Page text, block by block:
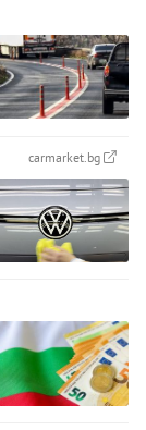
carmarket.bg